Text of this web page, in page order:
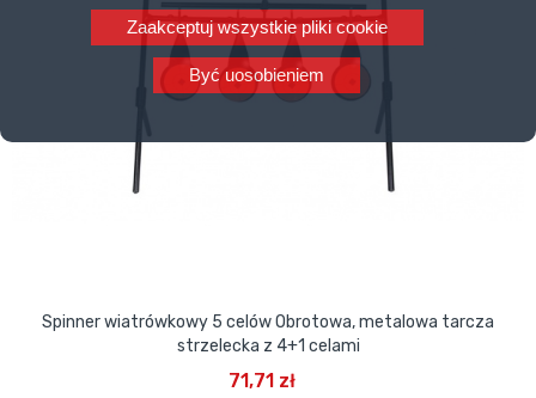
Zaakceptuj wszystkie pliki cookie
Być uosobieniem
Spinner wiatrówkowy 5 celów Obrotowa, metalowa tarcza
strzelecka z 4+1 celami
71,71 zł